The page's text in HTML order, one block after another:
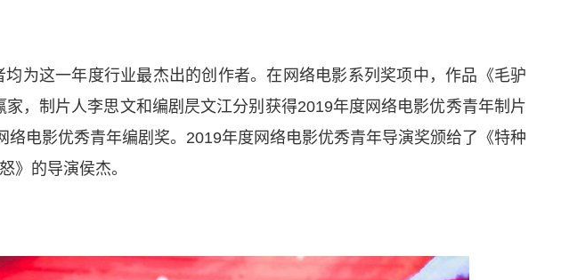
均为这一年度行业最杰出的创作者。在网络电影系列奖项中，作品《毛驴
家，制片人李思文和编剧昃文江分别获得2019年度网络电影优秀青年制片
络电影优秀青年编剧奖。2019年度网络电影优秀青年导演奖颁给了《特种
》的导演侯杰。